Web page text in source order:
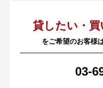
貸したい・
をご希望のお客様
03-